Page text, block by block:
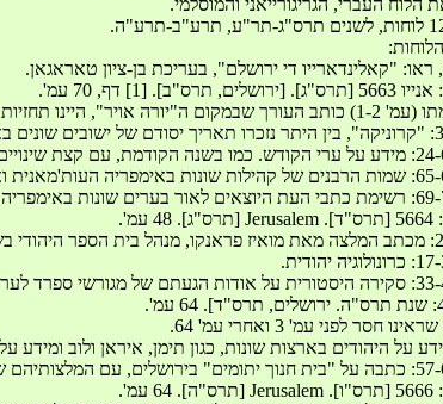
הלוח העברי, הגריגורייאני והמוסלמי.
אויר", היינו תחזיות שונות לשנה הנכנסת.
חסר לפני עמ' 3 ואחרי עמ' 64.
על היהודים בארצות שונות, כגון תימן, איראן ולוב ומידע